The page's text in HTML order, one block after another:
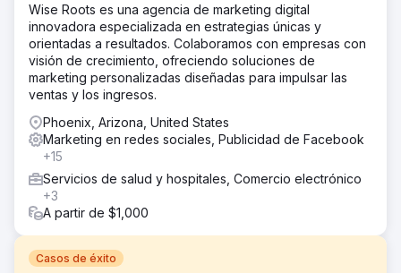
Wise Roots es una agencia de marketing digital
innovadora especializada en estrategias únicas y
orientadas a resultados. Colaboramos con empresas con
visión de crecimiento, ofreciendo soluciones de
marketing personalizadas diseñadas para impulsar las
ventas y los ingresos.
Phoenix, Arizona, United States
Marketing en redes sociales, Publicidad de Facebook
+15
Servicios de salud y hospitales, Comercio electrónico
+3
A partir de $1,000
Casos de éxito